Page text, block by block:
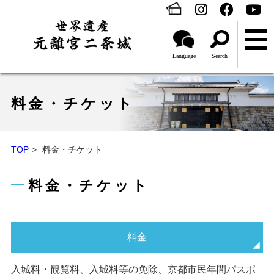
Language Search
料金・チケット
TOP 料金・チケット
料金・チケット
料金
入城料・観覧料、入城料等の免除、京都市民年間パスポ